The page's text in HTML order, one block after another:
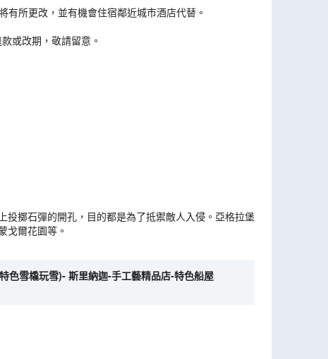
所更改，並有機會住宿鄰近城市酒店代替。
或改期，敬請留意。
擲石彈的開孔，目的都是為了抵禦敵人入侵。亞格拉堡
戈爾花園等。
色雪橇玩雪)- 斯里納迦-手工藝精品店-特色船屋